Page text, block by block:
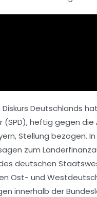
Deutschlands
(SPD), heftig gegen
Stellung bezogen.
zum
deutschen
Ost- und
innerhalb der